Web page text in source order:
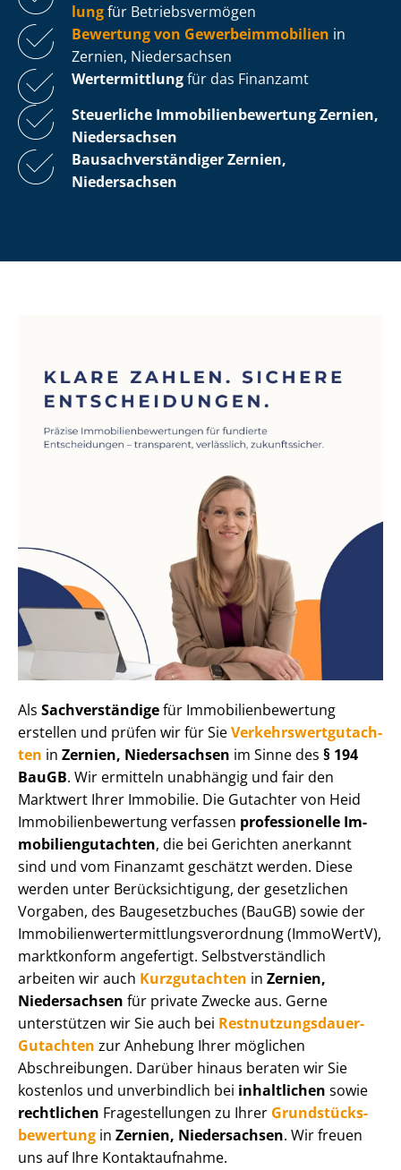
lungfür Be­triebs­ver­mö­gen
Bewertung von Ge­wer­be­im­mo­bi­li­en in
Zernien, Niedersachsen
Wertermittlungfür das Finanzamt
Steuerliche Im­mo­bi­li­en­be­wer­tungZernien,
Niedersachsen
Bau­sach­ver­stän­di­ger Zernien,
Niedersachsen
Als Sachverständigefür Im­mo­bi­li­en­be­wer­tung
erstellen und prüfen wir für SieVer­kehrs­wert­gut­ach­
ten in Zernien, Niedersachsen im Sinne des § 194
BauGB. Wir ermitteln unabhängig und fair den
Marktwert Ihrer Immobilie. Die Gutachter von Heid
Im­mo­bi­li­en­be­wer­tung verfassen professionelle Im­
mo­bi­li­en­gut­ach­ten, die bei Gerichten anerkannt
sind und vom Finanzamt geschätzt werden. Diese
werden unter Be­rück­sich­ti­gung, der gesetzlichen
Vorgaben, des Baugesetzbuches (BauGB) sowie der
Im­mo­bi­li­en­wert­ermitt­lungs­ver­ord­nung (ImmoWertV),
marktkonform angefertigt. Selbst­ver­ständ­lich
arbeiten wir auch Kurzgutachten in Zernien,
Niedersachsen für private Zwecke aus. Gerne
unterstützen wir Sie auch bei Rest­nut­zungs­dau­er-
Gutachten zur Anhebung Ihrer möglichen
Abschreibungen. Darüber hinaus beraten wir Sie
kostenlos und unverbindlich bei inhaltlichen sowie
rechtlichen Fragestellungen zu Ihrer Grund­stücks­
be­wer­tung in Zernien, Niedersachsen. Wir freuen
uns auf Ihre Kontaktaufnahme.